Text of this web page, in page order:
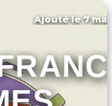
Ajouté le 7